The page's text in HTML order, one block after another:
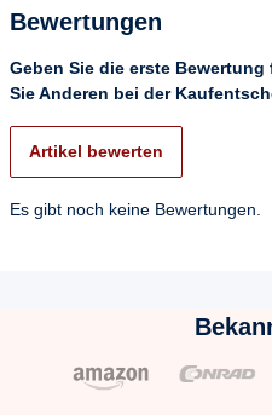
Bewertungen
Geben Sie die erste
Sie Anderen bei der
Artikel bewerten
Es gibt noch keine Bewertungen.